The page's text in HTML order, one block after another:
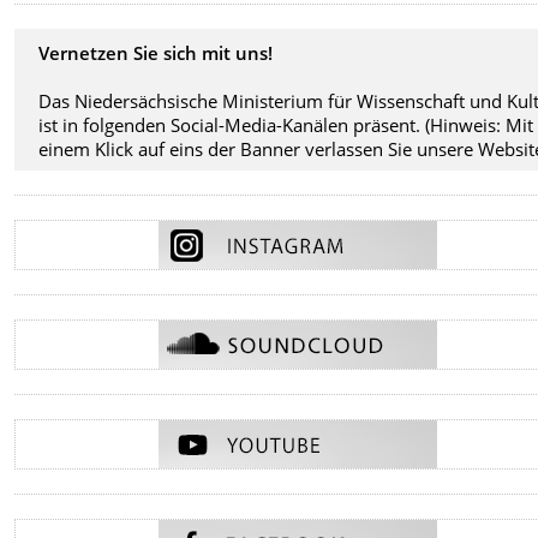
Vernetzen Sie sich mit uns!
Das Niedersächsische Ministerium für Wissenschaft und
ist in folgenden Social-Media-Kanälen präsent. (Hinweis: Mit
einem Klick auf eins der Banner verlassen Sie unsere